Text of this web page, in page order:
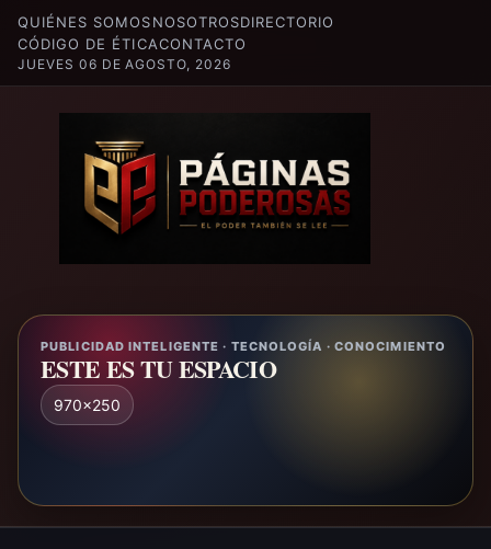
QUIÉNES SOMOSNOSOTROSDIRECTORIO
CÓDIGO DE ÉTICACONTACTO
JUEVES 06 DE AGOSTO, 2026
PUBLICIDAD INTELIGENTE · TECNOLOGÍA · CONOCIMIENTO
ESTE ES TU ESPACIO
970x250